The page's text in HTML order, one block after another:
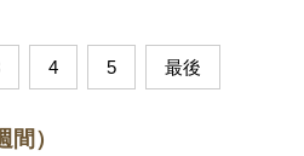
4 5 最後
）